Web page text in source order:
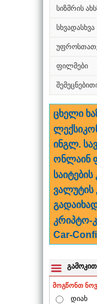
სიზმრის
სხვადასხვა
ფილმები
ცხელი
ინგლ.
ონლაინ
ვალუტის
კრიპტო-
Car-
მოგწონთ
დიახ